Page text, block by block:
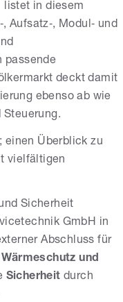
listet in diesem
Aufsatz‑, Modul‑ und
passende
deckt damit
ebenso ab wie
einen Überblick zu
vielfältigen
Sicherheit
GmbH in
Abschluss für
Wärmeschutz und
Sicherheit durch